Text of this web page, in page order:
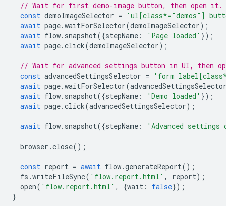
// Wait for first demo-image button, then open it.
const demoImageSelector =
'ul[class*="demos"]
await page.waitForSelector(demoImageSelector);
await flow. snapshot({stepName : 'Page loaded' });
await page.click(demoImageSelector);
// Wait for advanced settings button in UI, then
const advancedSettingsSelector =
'form
await page.waitForSelector(
await flow. snapshot({stepName : 'Demo loaded' });
await page.click(advancedSettingsSelector);
await flow. snapshot({stepName : 'Advanced settings
browser .close();
const report = await flow.generateReport();
fs .writeFileSync( 'flow.report.html' , report);
open( 'flow.report.html' , {wait : false});
}